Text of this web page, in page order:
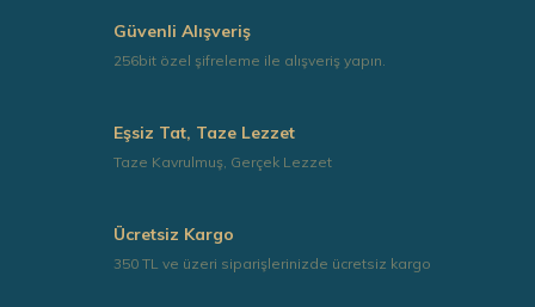
Gönder
Güvenli Alışveriş
256bit özel şifreleme ile alışveriş yapın.
Eşsiz Tat, Taze Lezzet
Taze Kavrulmuş, Gerçek Lezzet
Ücretsiz Kargo
350 TL ve üzeri siparişlerinizde ücretsiz kargo